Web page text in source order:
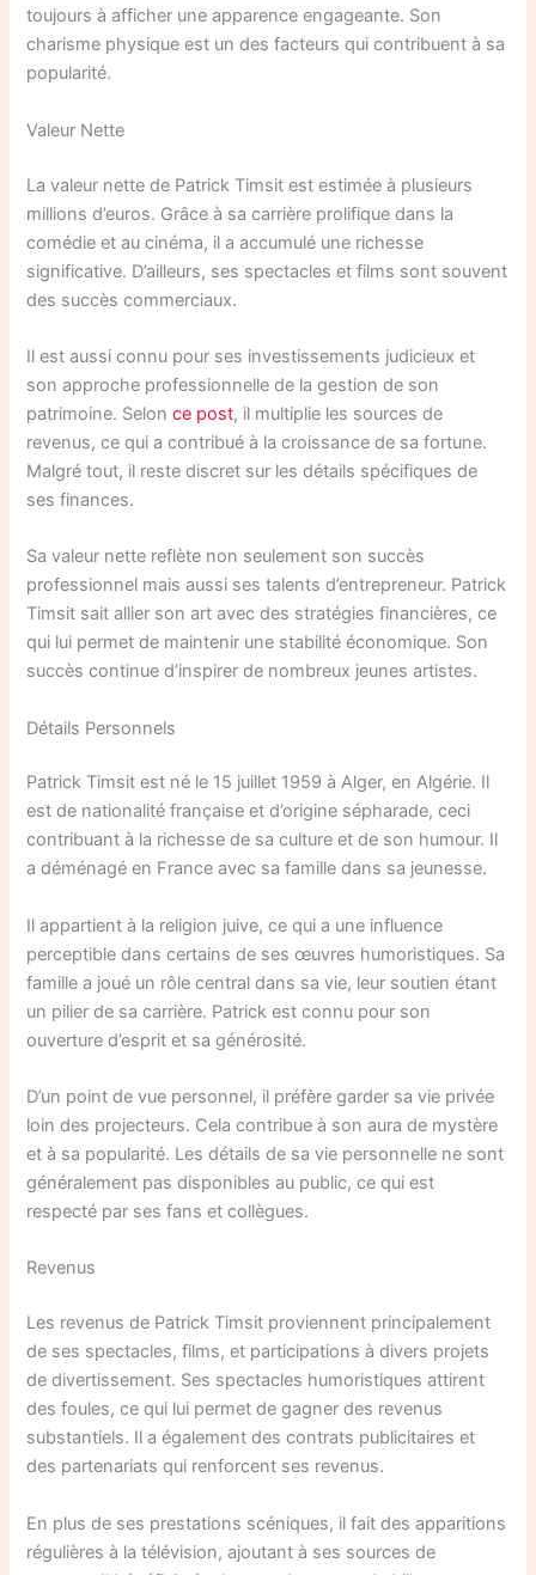
toujours à afficher une apparence engageante. Son
charisme physique est un des facteurs qui contribuent à sa
popularité.
Valeur Nette
La valeur nette de Patrick Timsit est estimée à plusieurs
millions d’euros. Grâce à sa carrière prolifique dans la
comédie et au cinéma, il a accumulé une richesse
significative. D’ailleurs, ses spectacles et films sont souvent
des succès commerciaux.
Il est aussi connu pour ses investissements judicieux et
son approche professionnelle de la gestion de son
patrimoine. Selonce post, il multiplie les sources de
revenus, ce qui a contribué à la croissance de sa fortune.
Malgré tout, il reste discret sur les détails spécifiques de
ses finances.
Sa valeur nette reflète non seulement son succès
professionnel mais aussi ses talents d’entrepreneur. Patrick
Timsit sait allier son art avec des stratégies financières, ce
qui lui permet de maintenir une stabilité économique. Son
succès continue d’inspirer de nombreux jeunes artistes.
Détails Personnels
Patrick Timsit est né le 15 juillet 1959 à Alger, en Algérie. Il
est de nationalité française et d’origine sépharade, ceci
contribuant à la richesse de sa culture et de son humour. Il
a déménagé en France avec sa famille dans sa jeunesse.
Il appartient à la religion juive, ce qui a une influence
perceptible dans certains de ses œuvres humoristiques. Sa
famille a joué un rôle central dans sa vie, leur soutien étant
un pilier de sa carrière. Patrick est connu pour son
ouverture d’esprit et sa générosité.
D’un point de vue personnel, il préfère garder sa vie privée
loin des projecteurs. Cela contribue à son aura de mystère
et à sa popularité. Les détails de sa vie personnelle ne sont
généralement pas disponibles au public, ce qui est
respecté par ses fans et collègues.
Revenus
Les revenus de Patrick Timsit proviennent principalement
de ses spectacles, films, et participations à divers projets
de divertissement. Ses spectacles humoristiques attirent
des foules, ce qui lui permet de gagner des revenus
substantiels. Il a également des contrats publicitaires et
des partenariats qui renforcent ses revenus.
En plus de ses prestations scéniques, il fait des apparitions
régulières à la télévision, ajoutant à ses sources de